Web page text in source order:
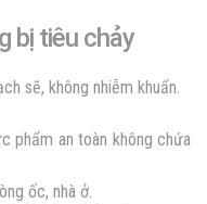
bị tiêu chảy
sẽ, không nhiễm khuẩn.
phẩm an toàn không chứa
ốc, nhà ở.